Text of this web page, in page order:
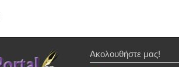
Ακολουθήστε μας!